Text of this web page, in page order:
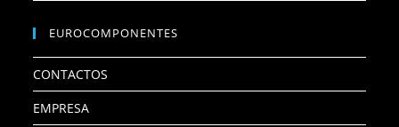
EUROCOMPONENTES
CONTACTOS
EMPRESA